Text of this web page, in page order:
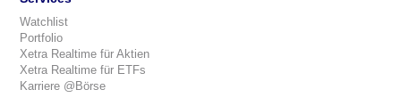
Watchlist
Portfolio
Xetra Realtime für Aktien
Xetra Realtime für ETFs
Karriere @Börse